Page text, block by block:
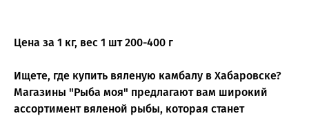
Цена за 1 кг, вес 1 шт 200-400 г
Ищете, где купить вяленую камбалу в Хабаровске?
Магазины "Рыба моя" предлагают вам широкий
ассортимент вяленой рыбы, которая станет